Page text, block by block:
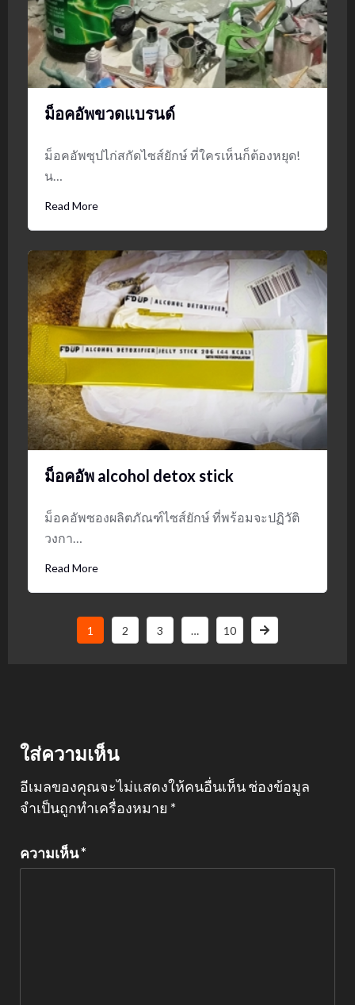
ม็อคอัพขวดแบรนด์
ม็อคอัพซุปไก่สกัดไซส์ยักษ์ ที่ใครเห็นก็ต้องหยุด!
น…
Read More
ม็อคอัพ alcohol detox stick
ม็อคอัพซองผลิตภัณฑ์ไซส์ยักษ์ ที่พร้อมจะปฏิวัติ
วงกา…
Read More
1 2 3 … 10
ใส่ความเห็น
อีเมลของคุณจะไม่แสดงให้คนอื่นเห็นช่องข้อมูล
จำเป็นถูกทำเครื่องหมาย *
ความเห็น*